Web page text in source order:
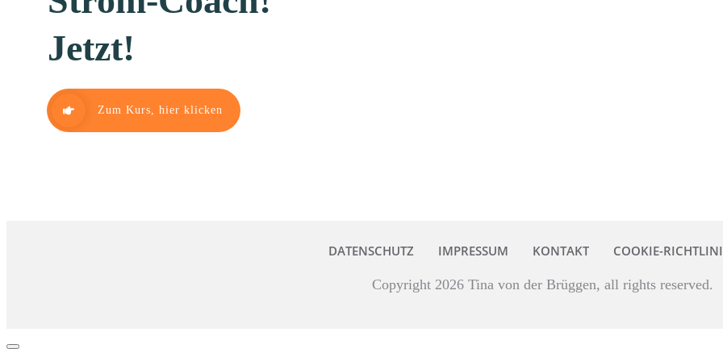
Jetzt!
Zum Kurs, hier klicken
DATENSCHUTZ IMPRESSUM KONTAKT COOKIE-
Copyright 2026 Tina von der Brüggen, all rights reserved.
Dialog